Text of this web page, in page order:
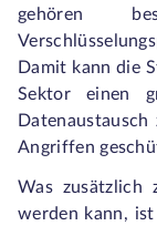
gehören
Damit kann die
Sektor einen
Angriffen
Was zusätzlich
werden kann,